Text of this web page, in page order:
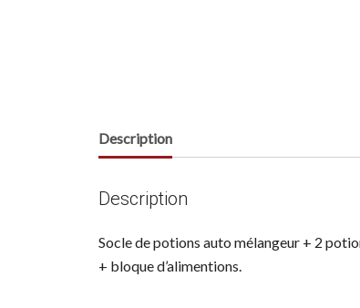
Description
Description
Socle de potions auto mélangeur + 2
+ bloque d’alimentions.